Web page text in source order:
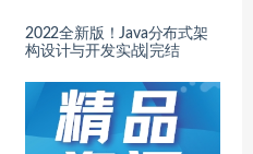
2022全新版！Java分布式架
构设计与开发实战|完结